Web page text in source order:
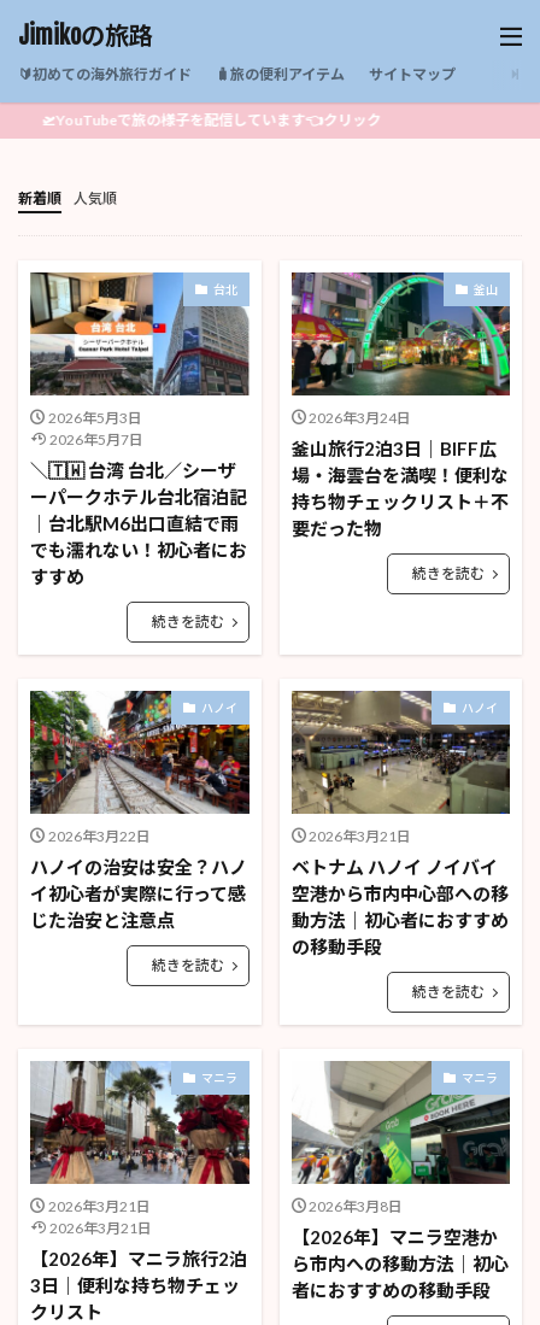
Jimikoの旅路
🔰初めての海外旅行ガイド 🧳旅の便利アイテム サイトマップ
🛫YouTubeで旅の様子を配信しています👈クリック
新着順 人気順
台北
2026年5月3日
2026年5月7日
＼🇹🇼 台湾 台北／シーザ
ーパークホテル台北宿泊記
｜台北駅M6出口直結で雨
でも濡れない！初心者にお
すすめ
続きを読む
釜山
2026年3月24日
釜山旅行2泊3日｜BIFF広
場・海雲台を満喫！便利な
持ち物チェックリスト＋不
要だった物
続きを読む
ハノイ
2026年3月22日
ハノイの治安は安全？ハノ
イ初心者が実際に行って感
じた治安と注意点
続きを読む
ハノイ
2026年3月21日
ベトナム ハノイ ノイバイ
空港から市内中心部への移
動方法｜初心者におすすめ
の移動手段
続きを読む
マニラ
2026年3月21日
2026年3月21日
【2026年】マニラ旅行2泊
3日｜便利な持ち物チェッ
クリスト
マニラ
2026年3月8日
【2026年】マニラ空港か
ら市内への移動方法｜初心
者におすすめの移動手段